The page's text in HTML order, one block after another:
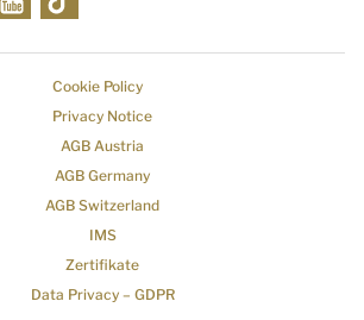
Cookie Policy
Privacy Notice
AGB Austria
AGB Germany
AGB Switzerland
IMS
Zertifikate
Data Privacy – GDPR